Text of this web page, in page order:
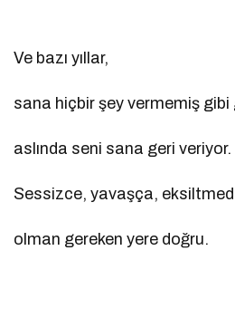
Ve bazı yıllar,
sana hiçbir şey vermemiş gibi
aslında seni sana geri veriyor.
Sessizce, yavaşça,
olman gereken yere doğru.